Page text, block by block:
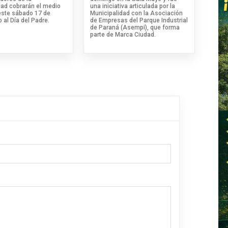
cobrarán el medio
sábado 17 de
al Día del Padre.
una iniciativa articulada por la
Municipalidad con la Asociación
de Empresas del Parque Industrial
de Paraná (Asempi), que forma
parte de Marca Ciudad.